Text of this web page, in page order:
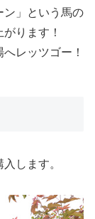
ン」という馬の
ります！
レッツゴー！
します。